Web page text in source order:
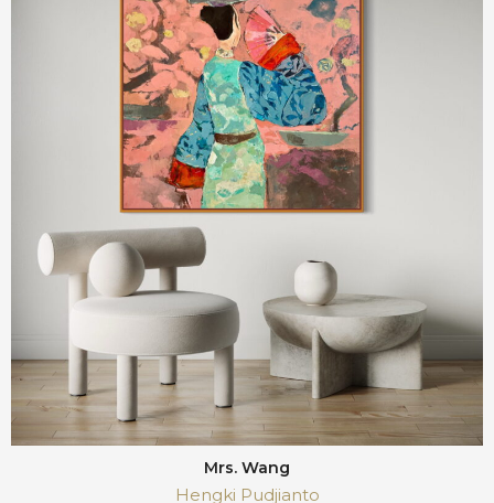
Mrs. Wang
Hengki Pudjianto